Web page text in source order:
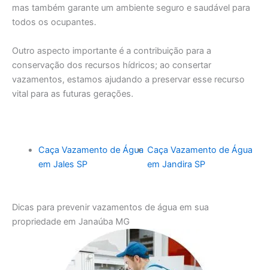
mas também garante um ambiente seguro e saudável para
todos os ocupantes.
Outro aspecto importante é a contribuição para a
conservação dos recursos hídricos; ao consertar
vazamentos, estamos ajudando a preservar esse recurso
vital para as futuras gerações.
Caça Vazamento de Água
em Jales SP
Caça Vazamento de Água
em Jandira SP
Dicas para prevenir vazamentos de água em sua
propriedade em Janaúba MG